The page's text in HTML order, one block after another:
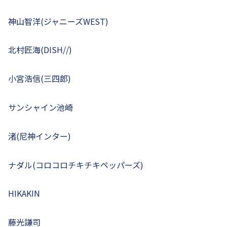
神山智洋(ジャニーズWEST)
北村匠海(DISH//)
小宮浩信(三四郎)
サンシャイン池崎
渚(尼神インター)
ナダル(コロコロチキチキペッパーズ)
HIKAKIN
藤光謙司